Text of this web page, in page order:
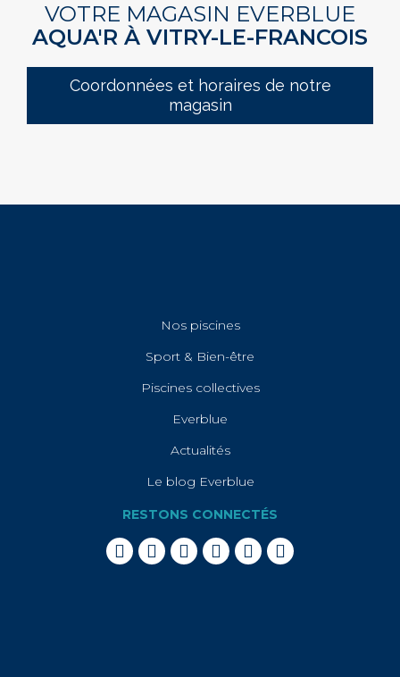
VOTRE MAGASIN EVERBLUE
AQUA'R À VITRY-LE-FRANCOIS
Coordonnées et horaires de notre
magasin
Nos piscines
Sport & Bien-être
Piscines collectives
Everblue
Actualités
Le blog Everblue
RESTONS CONNECTÉS